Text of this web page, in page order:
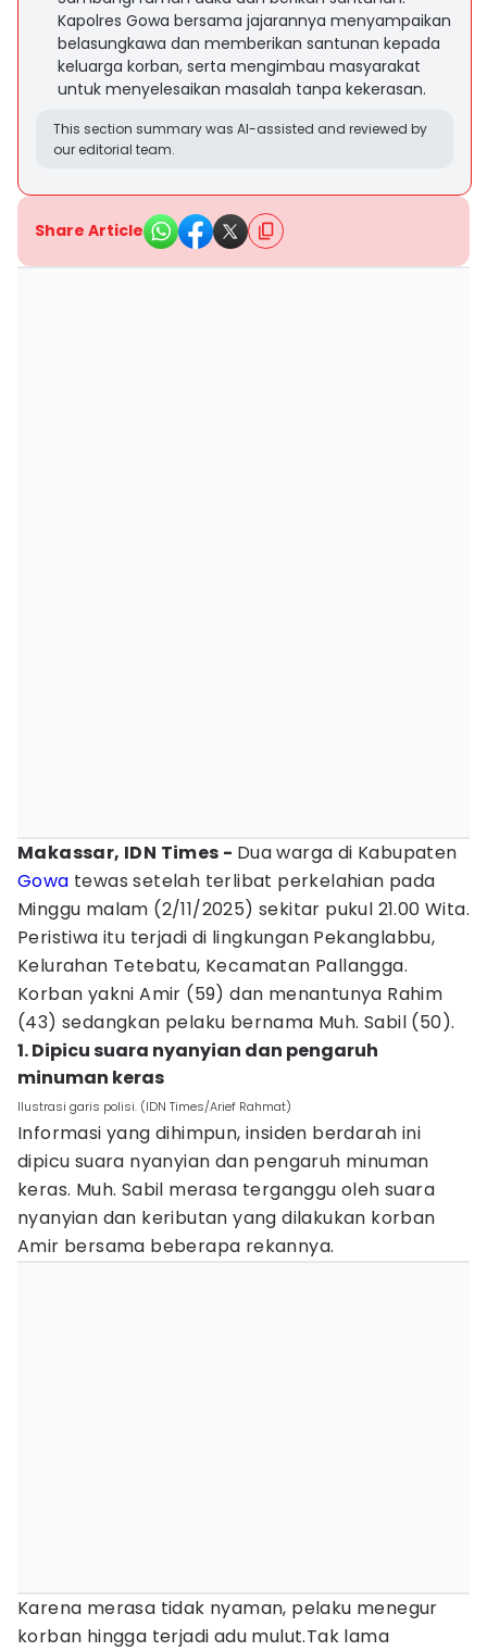
Kapolres Gowa bersama jajarannya menyampaikan
belasungkawa dan memberikan santunan kepada
keluarga korban, serta mengimbau masyarakat
untuk menyelesaikan masalah tanpa kekerasan.
This section summary was AI-assisted and reviewed by
our editorial team.
Share Article
Makassar, IDN Times - Dua warga di Kabupaten
Gowa tewas setelah terlibat perkelahian pada
Minggu malam (2/11/2025) sekitar pukul 21.00 Wita.
Peristiwa itu terjadi di lingkungan Pekanglabbu,
Kelurahan Tetebatu, Kecamatan Pallangga.
Korban yakni Amir (59) dan menantunya Rahim
(43) sedangkan pelaku bernama Muh. Sabil (50).
1. Dipicu suara nyanyian dan pengaruh
minuman keras
Ilustrasi garis polisi. (IDN Times/Arief Rahmat)
Informasi yang dihimpun, insiden berdarah ini
dipicu suara nyanyian dan pengaruh minuman
keras. Muh. Sabil merasa terganggu oleh suara
nyanyian dan keributan yang dilakukan korban
Amir bersama beberapa rekannya.
Karena merasa tidak nyaman, pelaku menegur
korban hingga terjadi adu mulut.Tak lama